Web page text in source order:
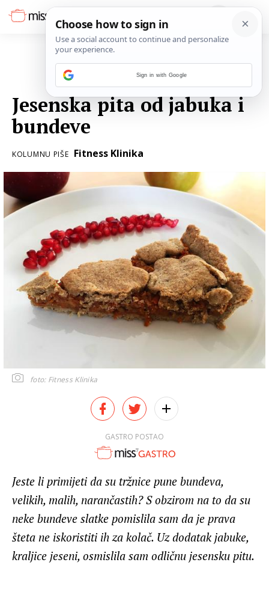
Jesenska pita od jabuka i
bundeve
KOLUMNU PIŠE Fitness Klinika
foto: Fitness Klinika
GASTRO POSTAO
Jeste li primijeti da su tržnice pune bundeva,
velikih, malih, narančastih? S obzirom na to da su
neke bundeve slatke pomislila sam da je prava
šteta ne iskoristiti ih za kolač. Uz dodatak jabuke,
kraljice jeseni, osmislila sam odličnu jesensku pitu.
Sign in with Google